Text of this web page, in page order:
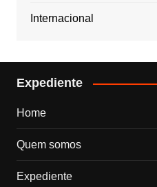
Internacional
Expediente
Home
Quem somos
Expediente